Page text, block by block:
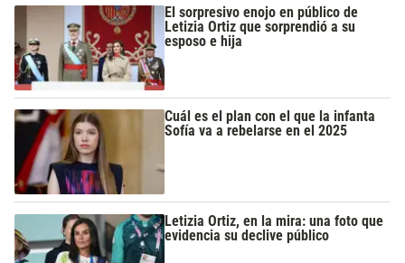
El sorpresivo enojo en público de
Letizia Ortiz que sorprendió a su
esposo e hija
Cuál es el plan con el que la infanta
Sofía va a rebelarse en el 2025
Letizia Ortiz, en la mira: una foto que
evidencia su declive público